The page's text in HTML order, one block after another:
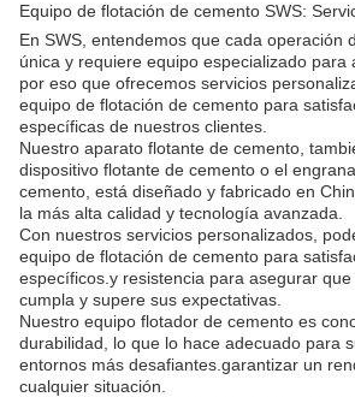
Equipo de flotación de cemento SWS:
En SWS, entendemos que cada operación
única y requiere equipo especializado para
por eso que ofrecemos servicios
equipo de flotación de cemento para
específicas de nuestros clientes.
Nuestro aparato flotante de cemento,
dispositivo flotante de cemento o el
cemento, está diseñado y fabricado en
la más alta calidad y tecnología avanzada.
Con nuestros servicios personalizados,
equipo de flotación de cemento para
específicos.y resistencia para asegurar
cumpla y supere sus expectativas.
Nuestro equipo flotador de cemento es
durabilidad, lo que lo hace adecuado para
entornos más desafiantes.garantizar un
cualquier situación.